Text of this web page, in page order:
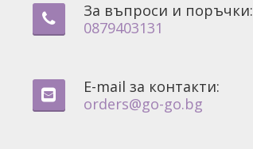
За въпроси и поръчки:
0879403131
E-mail за контакти:
orders@go-go.bg